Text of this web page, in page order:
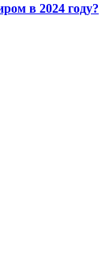
в 2024 году?